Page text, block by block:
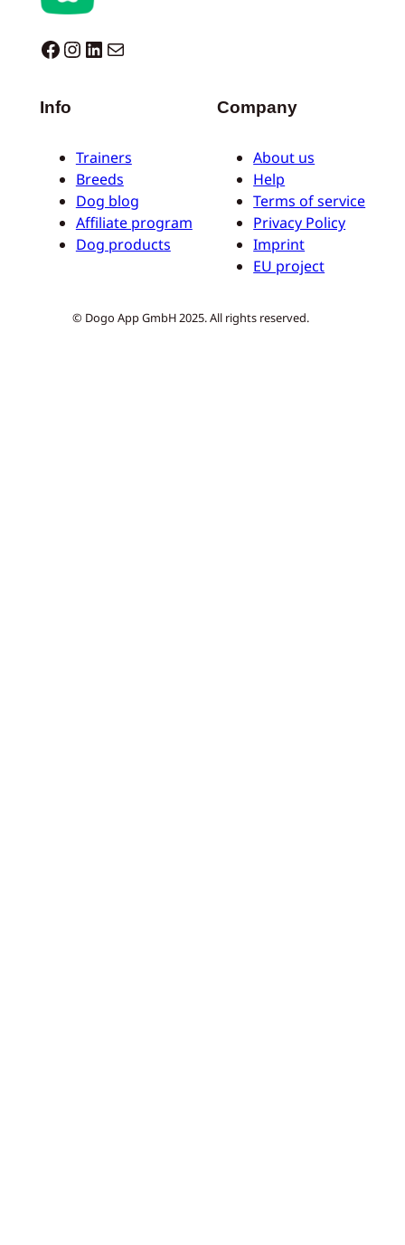
Dogo facebook InstagramLinkedIn E-Mail
Info
Trainers
Breeds
Dog blog
Affiliate program
Dog products
Company
About us
Help
Terms of service
Privacy Policy
Imprint
EU project
© Dogo App GmbH 2025. All rights reserved.